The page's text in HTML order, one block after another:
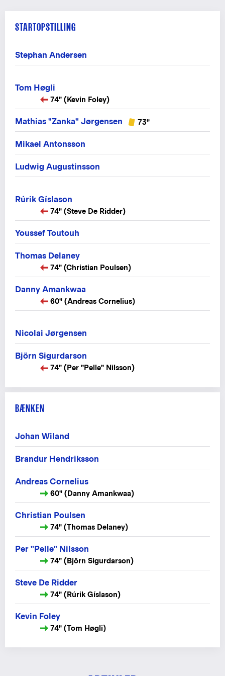
STARTOPSTILLING
Stephan Andersen
Tom Høgli
74" (Kevin Foley)
Mathias "Zanka" Jørgensen 73"
Mikael Antonsson
Ludwig Augustinsson
Rúrik Gíslason
74" (Steve De Ridder)
Youssef Toutouh
Thomas Delaney
74" (Christian Poulsen)
Danny Amankwaa
60" (Andreas Cornelius)
Nicolai Jørgensen
Björn Sigurdarson
74" (Per "Pelle" Nilsson)
BÆNKEN
Johan Wiland
Brandur Hendriksson
Andreas Cornelius
60" (Danny Amankwaa)
Christian Poulsen
74" (Thomas Delaney)
Per "Pelle" Nilsson
74" (Björn Sigurdarson)
Steve De Ridder
74" (Rúrik Gíslason)
Kevin Foley
74" (Tom Høgli)